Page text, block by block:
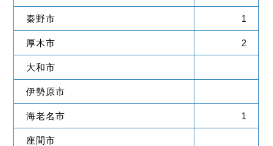
秦野市 1
厚木市 2
大和市
伊勢原市
海老名市 1
座間市